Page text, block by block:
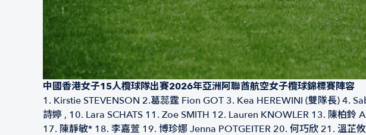
中國香港女子15人欖球隊出賽2026年亞洲阿聯酋航空女子欖球錦標賽陣容
1.⁠ ⁠Kirstie STEVENSON 2.葛蕊霆 Fion GOT 3. Kea HEREWINI (雙隊長) 4.
詩婷 , 10. Lara SCHATS 11. Zoe SMITH 12. Lauren KNOWLER 13. 陳柏
17. 陳靜敏* 18. 李嘉萱 19. 博珍娜 Jenna POTGEITER 20. 何巧欣 21. 溫芷